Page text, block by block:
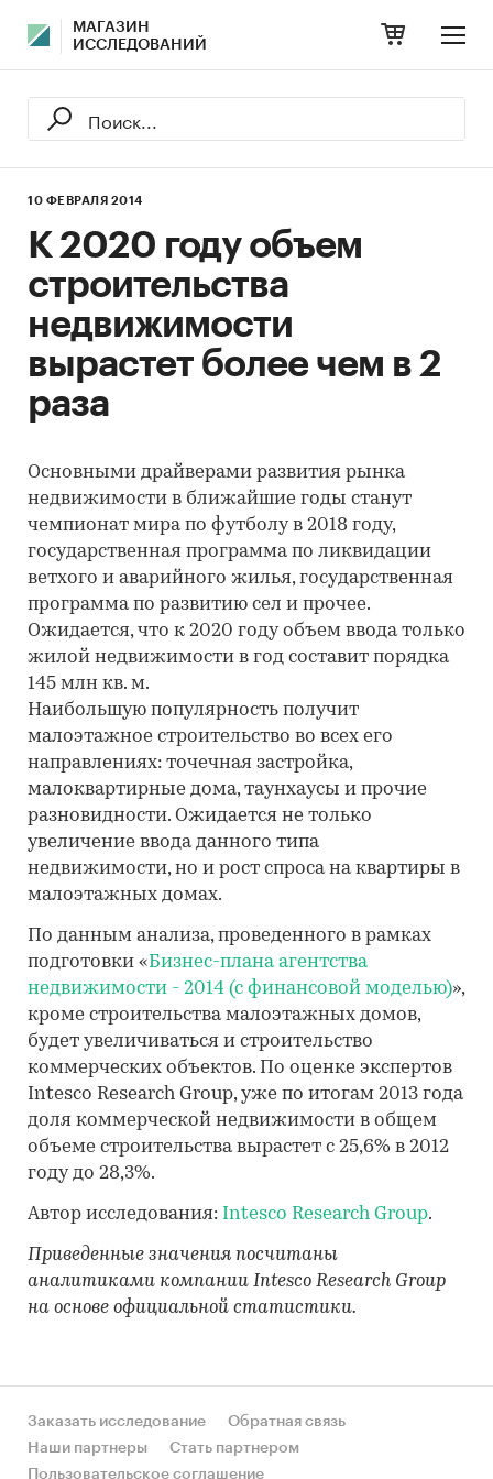
МАГАЗИН
ИССЛЕДОВАНИЙ
10 ФЕВРАЛЯ 2014
К 2020 году объем
строительства
недвижимости
вырастет более чем в 2
раза
Основными драйверами развития рынка
недвижимости в ближайшие годы станут
чемпионат мира по футболу в 2018 году,
государственная программа по ликвидации
ветхого и аварийного жилья, государственная
программа по развитию сел и прочее.
Ожидается, что к 2020 году объем ввода только
жилой недвижимости в год составит порядка
145 млн кв. м.
Наибольшую популярность получит
малоэтажное строительство во всех его
направлениях: точечная застройка,
малоквартирные дома, таунхаусы и прочие
разновидности. Ожидается не только
увеличение ввода данного типа
недвижимости, но и рост спроса на квартиры в
малоэтажных домах.
По данным анализа, проведенного в рамках
подготовки «Бизнес-плана агентства
недвижимости - 2014 (с финансовой моделью)»,
кроме строительства малоэтажных домов,
будет увеличиваться и строительство
коммерческих объектов. По оценке экспертов
Intesco Research Group, уже по итогам 2013 года
доля коммерческой недвижимости в общем
объеме строительства вырастет с 25,6% в 2012
году до 28,3%.
Автор исследования: Intesco Research Group.
Приведенные значения посчитаны
аналитиками компании Intesco Research Group
на основе официальной статистики.
Заказать исследование
Обратная связь
Наши партнеры
Стать партнером
Пользовательское соглашение